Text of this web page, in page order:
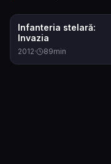
Infanteria stelară:
Invazia
2012· 89min